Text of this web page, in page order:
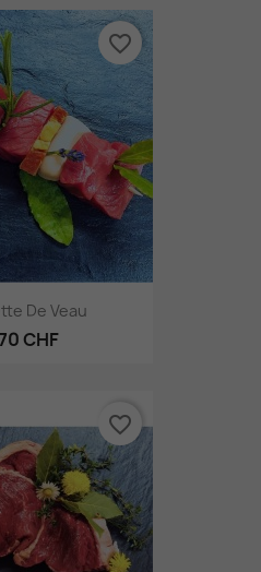
De Veau
CHF
favorite_border
favorite_border